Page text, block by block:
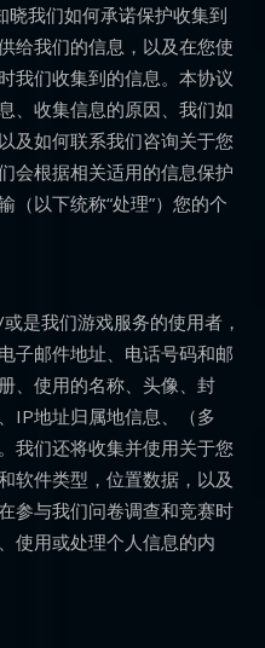
晓我们如何承诺保护收集到
给我们的信息，以及在您使
我们收集到的信息。本协议
、收集信息的原因、我们如
及如何联系我们咨询关于您
会根据相关适用的信息保护
（以下统称“处理”）您的个
是我们游戏服务的使用者，
子邮件地址、电话号码和邮
、使用的名称、头像、封
IP地址归属地信息、（多
我们还将收集并使用关于您
软件类型，位置数据，以及
参与我们问卷调查和竞赛时
使用或处理个人信息的内